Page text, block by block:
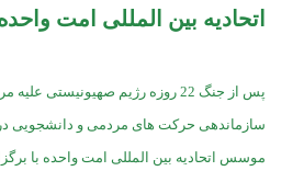
اتحادیه بین المللی امت
سازماندهی حرکت های مردمی و دانشجویی
موسس اتحادیه بین المللی امت واحده با